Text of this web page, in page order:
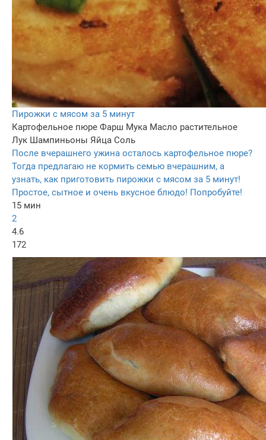
Пирожки с мясом за 5 минут
Картофельное пюре Фарш Мука Масло растительное
Лук Шампиньоны Яйца Соль
После вчерашнего ужина осталось картофельное пюре?
Тогда предлагаю не кормить семью вчерашним, а
узнать, как приготовить пирожки с мясом за 5 минут!
Простое, сытное и очень вкусное блюдо! Попробуйте!
15 мин
2
4.6
172